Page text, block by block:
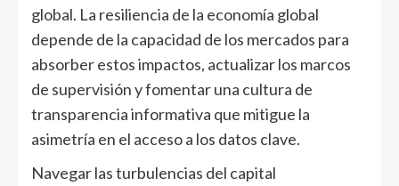
global. La resiliencia de la economía global
depende de la capacidad de los mercados para
absorber estos impactos, actualizar los marcos
de supervisión y fomentar una cultura de
transparencia informativa que mitigue la
asimetría en el acceso a los datos clave.
Navegar las turbulencias del capital